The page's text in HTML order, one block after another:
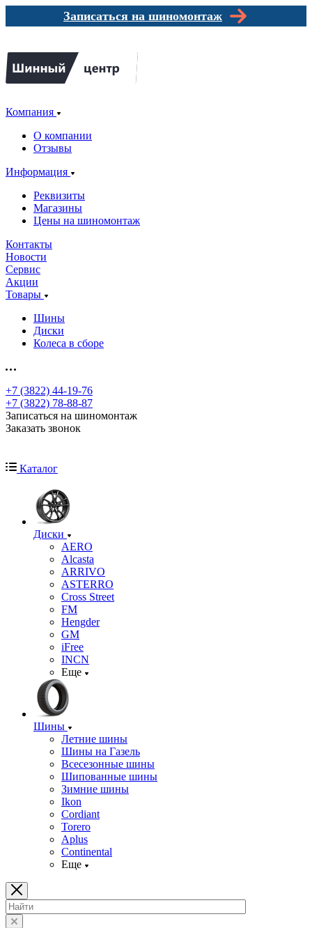
Записаться на шиномонтаж
Компания
О компании
Отзывы
Информация
Реквизиты
Магазины
Цены на шиномонтаж
Контакты
Новости
Сервис
Акции
Товары
Шины
Диски
Колеса в сборе
+7 (3822) 44-19-76
+7 (3822) 78-88-87
Записаться на шиномонтаж
Заказать звонок
Каталог
Диски
AERO
Alcasta
ARRIVO
ASTERRO
Cross Street
FM
Hengder
GM
iFree
INCN
Еще
Шины
Летние шины
Шины на Газель
Всесезонные шины
Шипованные шины
Зимние шины
Ikon
Cordiant
Torero
Aplus
Continental
Еще